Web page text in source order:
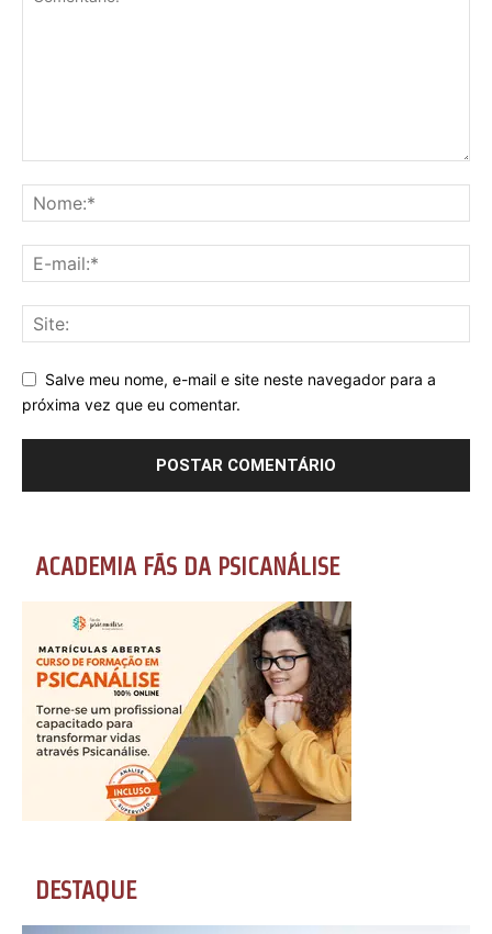
Salve meu nome, e-mail e site neste navegador para a
próxima vez que eu comentar.
ACADEMIA FÃS DA PSICANÁLISE
DESTAQUE